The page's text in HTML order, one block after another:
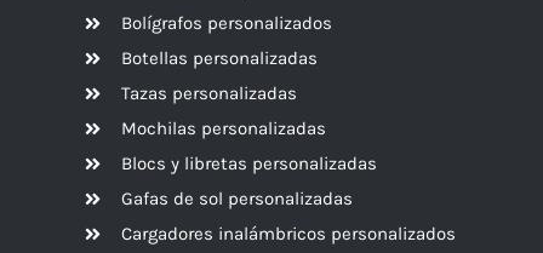
Bolígrafos personalizados
Botellas personalizadas
Tazas personalizadas
Mochilas personalizadas
Blocs y libretas personalizadas
Gafas de sol personalizadas
Cargadores inalámbricos personalizados